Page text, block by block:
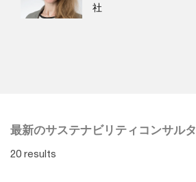
社
最新のサステナビリティコンサル
20 results